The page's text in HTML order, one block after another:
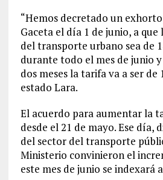
“Hemos decretado un
Gaceta el día 1 de junio, a
del transporte urbano sea de
durante todo el mes de junio
dos meses la tarifa va a ser de
estado Lara.
El acuerdo para aumentar la
desde el 21 de mayo. Ese día,
del sector del transporte
Ministerio convinieron el
este mes de junio se indexará